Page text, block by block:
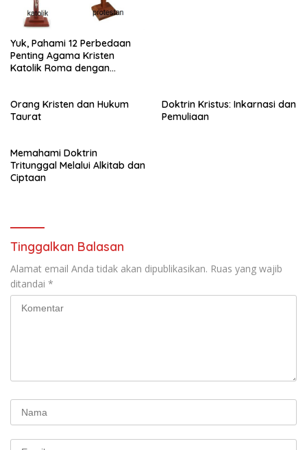
Yuk, Pahami 12 Perbedaan
Penting Agama Kristen
Katolik Roma dengan
Orang Kristen dan Hukum
Taurat
Doktrin Kristus: Inkarnasi dan
Pemuliaan
Memahami Doktrin
Tritunggal Melalui Alkitab dan
Ciptaan
Tinggalkan Balasan
Alamat email Anda tidak akan dipublikasikan. Ruas yang wajib
ditandai *